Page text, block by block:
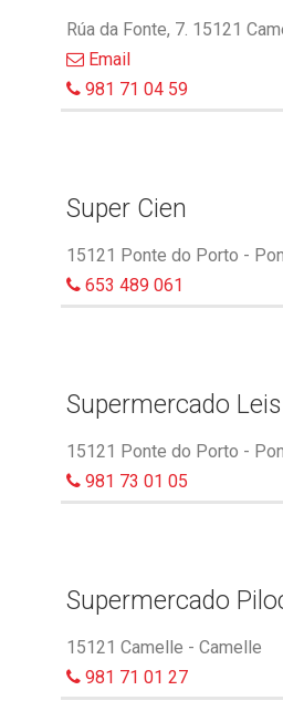
Rúa da Fonte, 7. 15121
Email
981 71 04 59
Super Cien
15121 Ponte do Porto -
653 489 061
Supermercado Leis
15121 Ponte do Porto -
981 73 01 05
Supermercado
15121 Camelle - Camelle
981 71 01 27